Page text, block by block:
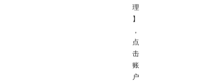
理
】
，
点
击
账
户